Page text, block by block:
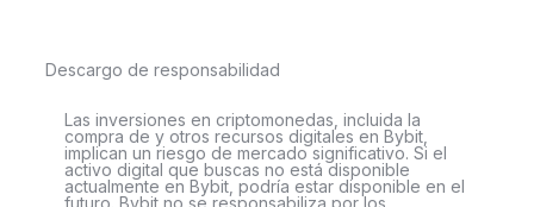
Descargo de responsabilidad
Las inversiones en criptomonedas, incluida la
compra de y otros recursos digitales en Bybit,
implican un riesgo de mercado significativo. Si el
activo digital que buscas no está disponible
actualmente en Bybit, podría estar disponible en el
futuro. Bybit no se responsabiliza por los